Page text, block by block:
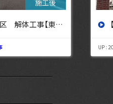
川の解体工事なら東央建設へ】
UP :